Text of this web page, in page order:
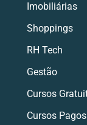
Imobiliárias
Shoppings
RH Tech
Gestão
Cursos
Cursos Pagos